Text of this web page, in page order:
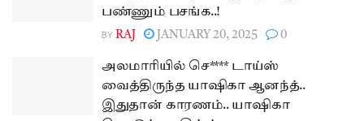
பண்ணும் பசங்க..!
BY RAJ JANUARY 20, 2025 0
அலமாரியில் செ**** டாய்ஸ்
வைத்திருந்த யாஷிகா ஆனந்த்..
இதுதான் காரணம்.. யாஷிகா